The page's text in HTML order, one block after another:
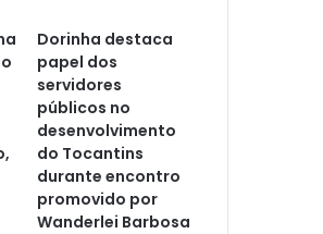
Dorinha destaca
papel dos
servidores
públicos no
desenvolvimento
do Tocantins
durante encontro
promovido por
Wanderlei Barbosa